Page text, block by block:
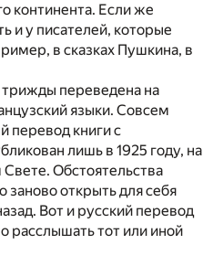
континента. Если же
и у писателей, которые
в сказках Пушкина, в
трижды переведена на
языки. Совсем
перевод книги с
лишь в 1925 году, на
Обстоятельства
заново открыть для себя
Вот и русский перевод
расслышать тот или иной